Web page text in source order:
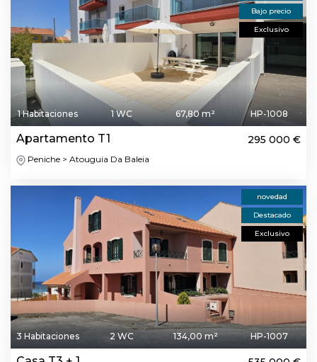
Bajo precio
Exclusivo
1 Habitaciones 1 WC 67,80 m² HP-1008
Apartamento T1 295 000 €
Peniche > Atouguia Da Baleia
novedad
Destacado
Exclusivo
3 Habitaciones 2 WC 134,00 m² HP-1007